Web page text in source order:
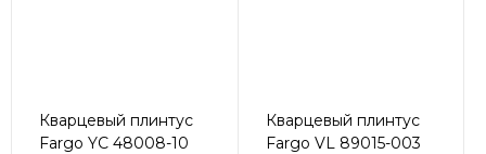
Кварцевый плинтус
Fargo YC 48008-10
Кварцевый плинтус
Fargo VL 89015-003